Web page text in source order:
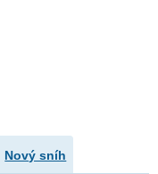
Nový sníh